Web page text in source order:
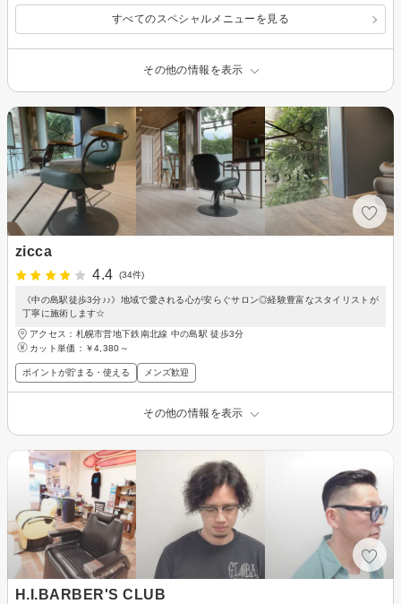
すべてのスペシャルメニューを見る
その他の情報を表示
zicca
4.4
(34件)
《中の島駅徒歩3分♪♪》地域で愛される心が安らぐサロン◎経験豊富なスタイリストが
丁寧に施術します☆
アクセス：札幌市営地下鉄南北線 中の島駅 徒歩3分
カット単価： ￥4,380～
ポイントが貯まる・使える メンズ歓迎
その他の情報を表示
H.I.BARBER'S CLUB